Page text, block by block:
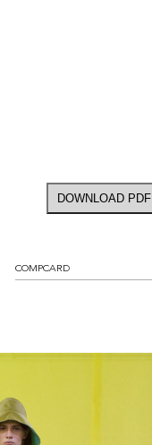
DOWNLOAD PDF
COMPCARD